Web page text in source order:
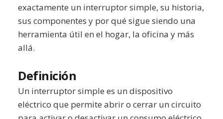
exactamente un interruptor simple, su historia,
sus componentes y por qué sigue siendo una
herramienta útil en el hogar, la oficina y más
allá.
Definición
Un interruptor simple es un dispositivo
eléctrico que permite abrir o cerrar un circuito